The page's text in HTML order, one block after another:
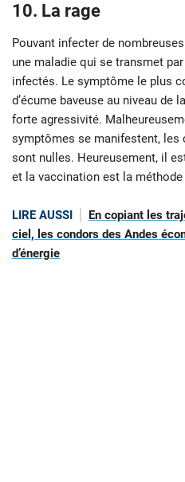
10. La rage
Pouvant infecter de
une maladie qui se transmet
infectés. Le symptôme le plus
d’écume baveuse au niveau de
forte agressivité.
symptômes se manifestent, les
sont nulles. Heureusement, il
et la vaccination est la
LIRE AUSSI
En copiant les
ciel, les condors des Andes
d’énergie